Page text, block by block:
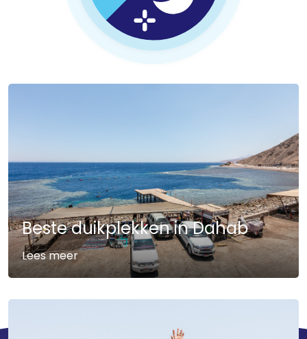
zwemafstand van ons spectaculaire huurrif. Hier komt de
Rode Zee tot leven met kleurrijke koraaltuinen, schitterende
scholen vissen en betoverende onderwaterlandschappen.
Of het nu uw eerste duik is of uw honderdste, de
Hole – zullen u versteld doen staan.
begeleiden u stap voor stap – van beginnerscursussen tot
geavanceerde avonturen – zodat u niet alleen nieuwe
vaardigheden leert, maar ook verhalen meeneemt voor een
leven lang.
Beste duikplekken in Dahab
Lees meer